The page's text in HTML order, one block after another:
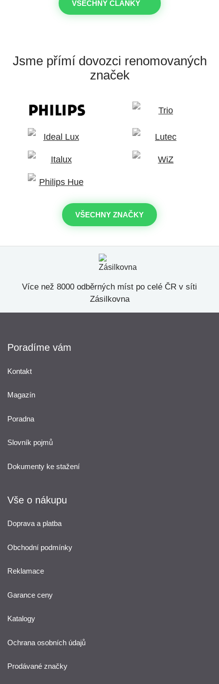
VŠECHNY ČLÁNKY
Jsme přímí dovozci renomovaných
značek
VŠECHNY ZNAČKY
Více než 8000 odběrných míst po celé ČR v síti
Zásilkovna
Poradíme vám
Kontakt
Magazín
Poradna
Slovník pojmů
Dokumenty ke stažení
Vše o nákupu
Doprava a platba
Obchodní podmínky
Reklamace
Garance ceny
Katalogy
Ochrana osobních údajů
Prodávané značky